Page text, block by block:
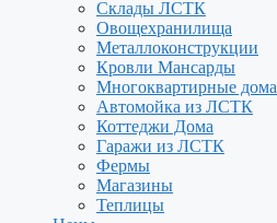
Склады ЛСТК
Овощехранилища
Металлоконструкции
Кровли Мансарды
Многоквартирные дома
Автомойка из ЛСТК
Коттеджи Дома
Гаражи из ЛСТК
Фермы
Магазины
Теплицы